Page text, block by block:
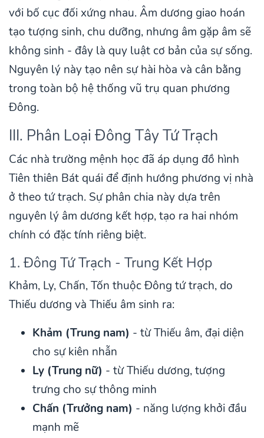
với bố cục đối xứng nhau. Âm dương giao hoán
tạo tượng sinh, chu dưỡng, nhưng âm gặp âm sẽ
không sinh - đây là quy luật cơ bản của sự sống.
Nguyên lý này tạo nên sự hài hòa và cân bằng
trong toàn bộ hệ thống vũ trụ quan phương
Đông.
III. Phân Loại Đông Tây Tứ Trạch
Các nhà trường mệnh học đã áp dụng đồ hình
Tiên thiên Bát quái để định hướng phương vị nhà
ở theo tứ trạch. Sự phân chia này dựa trên
nguyên lý âm dương kết hợp, tạo ra hai nhóm
chính có đặc tính riêng biệt.
1. Đông Tứ Trạch - Trung Kết Hợp
Khảm, Ly, Chấn, Tốn thuộc Đông tứ trạch, do
Thiếu dương và Thiếu âm sinh ra:
Khảm (Trung nam) - từ Thiếu âm, đại diện
cho sự kiên nhẫn
Ly (Trung nữ) - từ Thiếu dương, tượng
trưng cho sự thông minh
Chấn (Trưởng nam) - năng lượng khởi đầu
mạnh mẽ